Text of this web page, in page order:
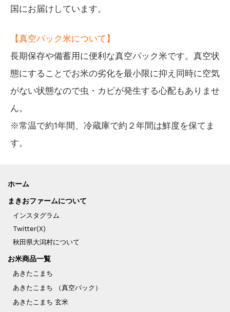
国にお届けしています。
【真空パック米について】
長期保存や備蓄用に便利な真空パック米です。真空状
態にすることでお米の劣化を最小限に抑え同時に空気
がない状態なので虫・カビが発生する心配もありませ
ん。
※常温で約1年間、冷蔵庫で約２年間は鮮度を保てま
す。
ホーム
まきおファームについて
インスタグラム
Twitter(X)
秋田県大潟村について
お米商品一覧
あきたこまち
あきたこまち （真空パック）
あきたこまち 玄米